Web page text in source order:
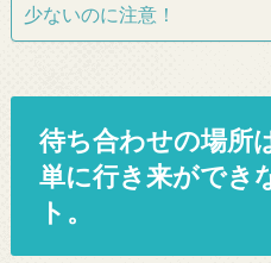
少ないのに注意！
待ち合わせの場所
単に行き来ができ
ト。